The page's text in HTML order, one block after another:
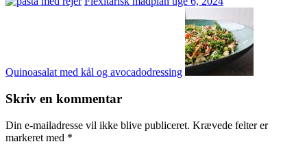
Quinoasalat med kål og avocadodressing
Skriv en kommentar
Din e-mailadresse vil ikke blive publiceret. Krævede felter er
markeret med *